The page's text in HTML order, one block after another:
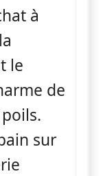
à
le
de
sur